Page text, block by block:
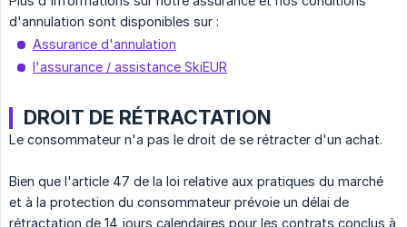
d'annulation sont disponibles sur :
Assurance d'annulation
l'assurance / assistance SkiEUR
DROIT DE RÉTRACTATION
Le consommateur n'a pas le droit de se rétracter d'un achat.
Bien que l'article 47 de la loi relative aux pratiques du marché
et à la protection du consommateur prévoie un délai de
rétractation de 14 jours calendaires pour les contrats conclus à